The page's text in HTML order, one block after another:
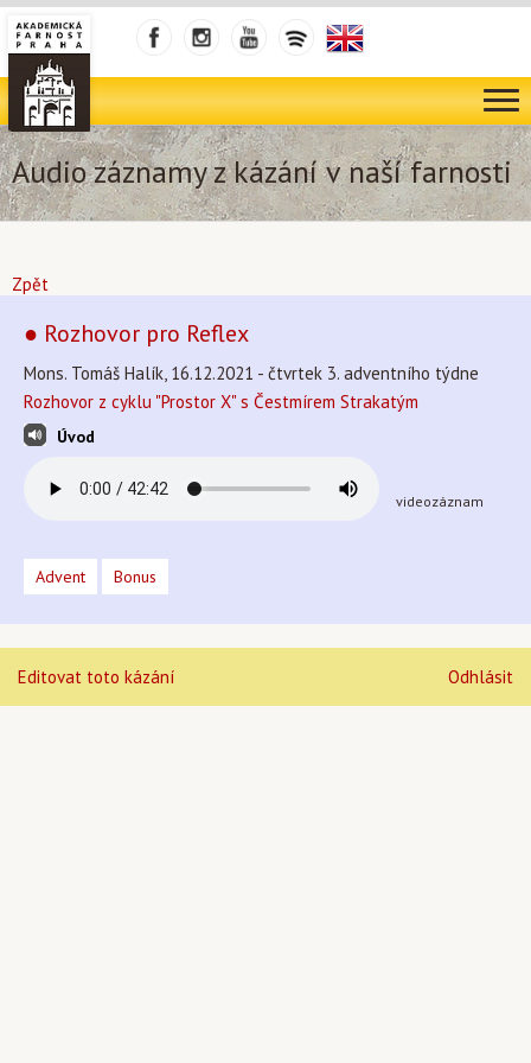
Audio záznamy z kázání v naší farnosti
Zpět
● Rozhovor pro Reflex
Mons. Tomáš Halík, 16.12.2021 - čtvrtek 3. adventního týdne
Rozhovor z cyklu "Prostor X" s Čestmírem Strakatým
Úvod
videozáznam
Advent Bonus
Editovat toto kázání Odhlásit